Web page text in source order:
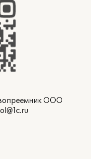
ООО